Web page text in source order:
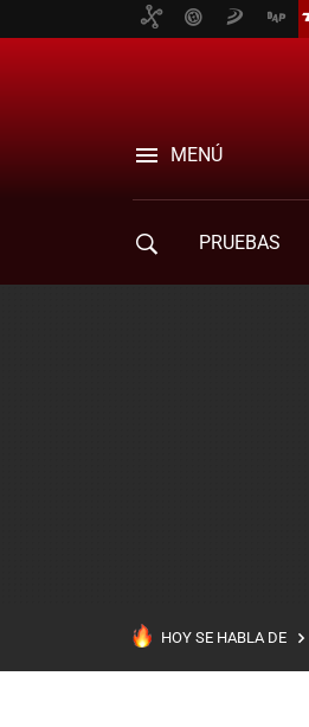
MENÚ
PRUEBAS
HOY SE HABLA DE